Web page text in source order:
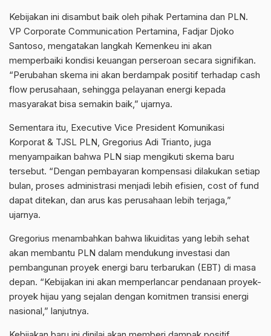
Kebijakan ini disambut baik oleh pihak Pertamina dan PLN.
VP Corporate Communication Pertamina, Fadjar Djoko
Santoso, mengatakan langkah Kemenkeu ini akan
memperbaiki kondisi keuangan perseroan secara signifikan.
“Perubahan skema ini akan berdampak positif terhadap cash
flow perusahaan, sehingga pelayanan energi kepada
masyarakat bisa semakin baik,” ujarnya.
Sementara itu, Executive Vice President Komunikasi
Korporat & TJSL PLN, Gregorius Adi Trianto, juga
menyampaikan bahwa PLN siap mengikuti skema baru
tersebut. “Dengan pembayaran kompensasi dilakukan setiap
bulan, proses administrasi menjadi lebih efisien, cost of fund
dapat ditekan, dan arus kas perusahaan lebih terjaga,”
ujarnya.
Gregorius menambahkan bahwa likuiditas yang lebih sehat
akan membantu PLN dalam mendukung investasi dan
pembangunan proyek energi baru terbarukan (EBT) di masa
depan. “Kebijakan ini akan memperlancar pendanaan proyek-
proyek hijau yang sejalan dengan komitmen transisi energi
nasional,” lanjutnya.